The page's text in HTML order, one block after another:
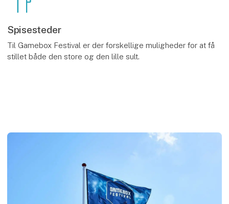
Spisesteder
Til Gamebox Festival er der forskellige muligheder for at få
stillet både den store og den lille sult.